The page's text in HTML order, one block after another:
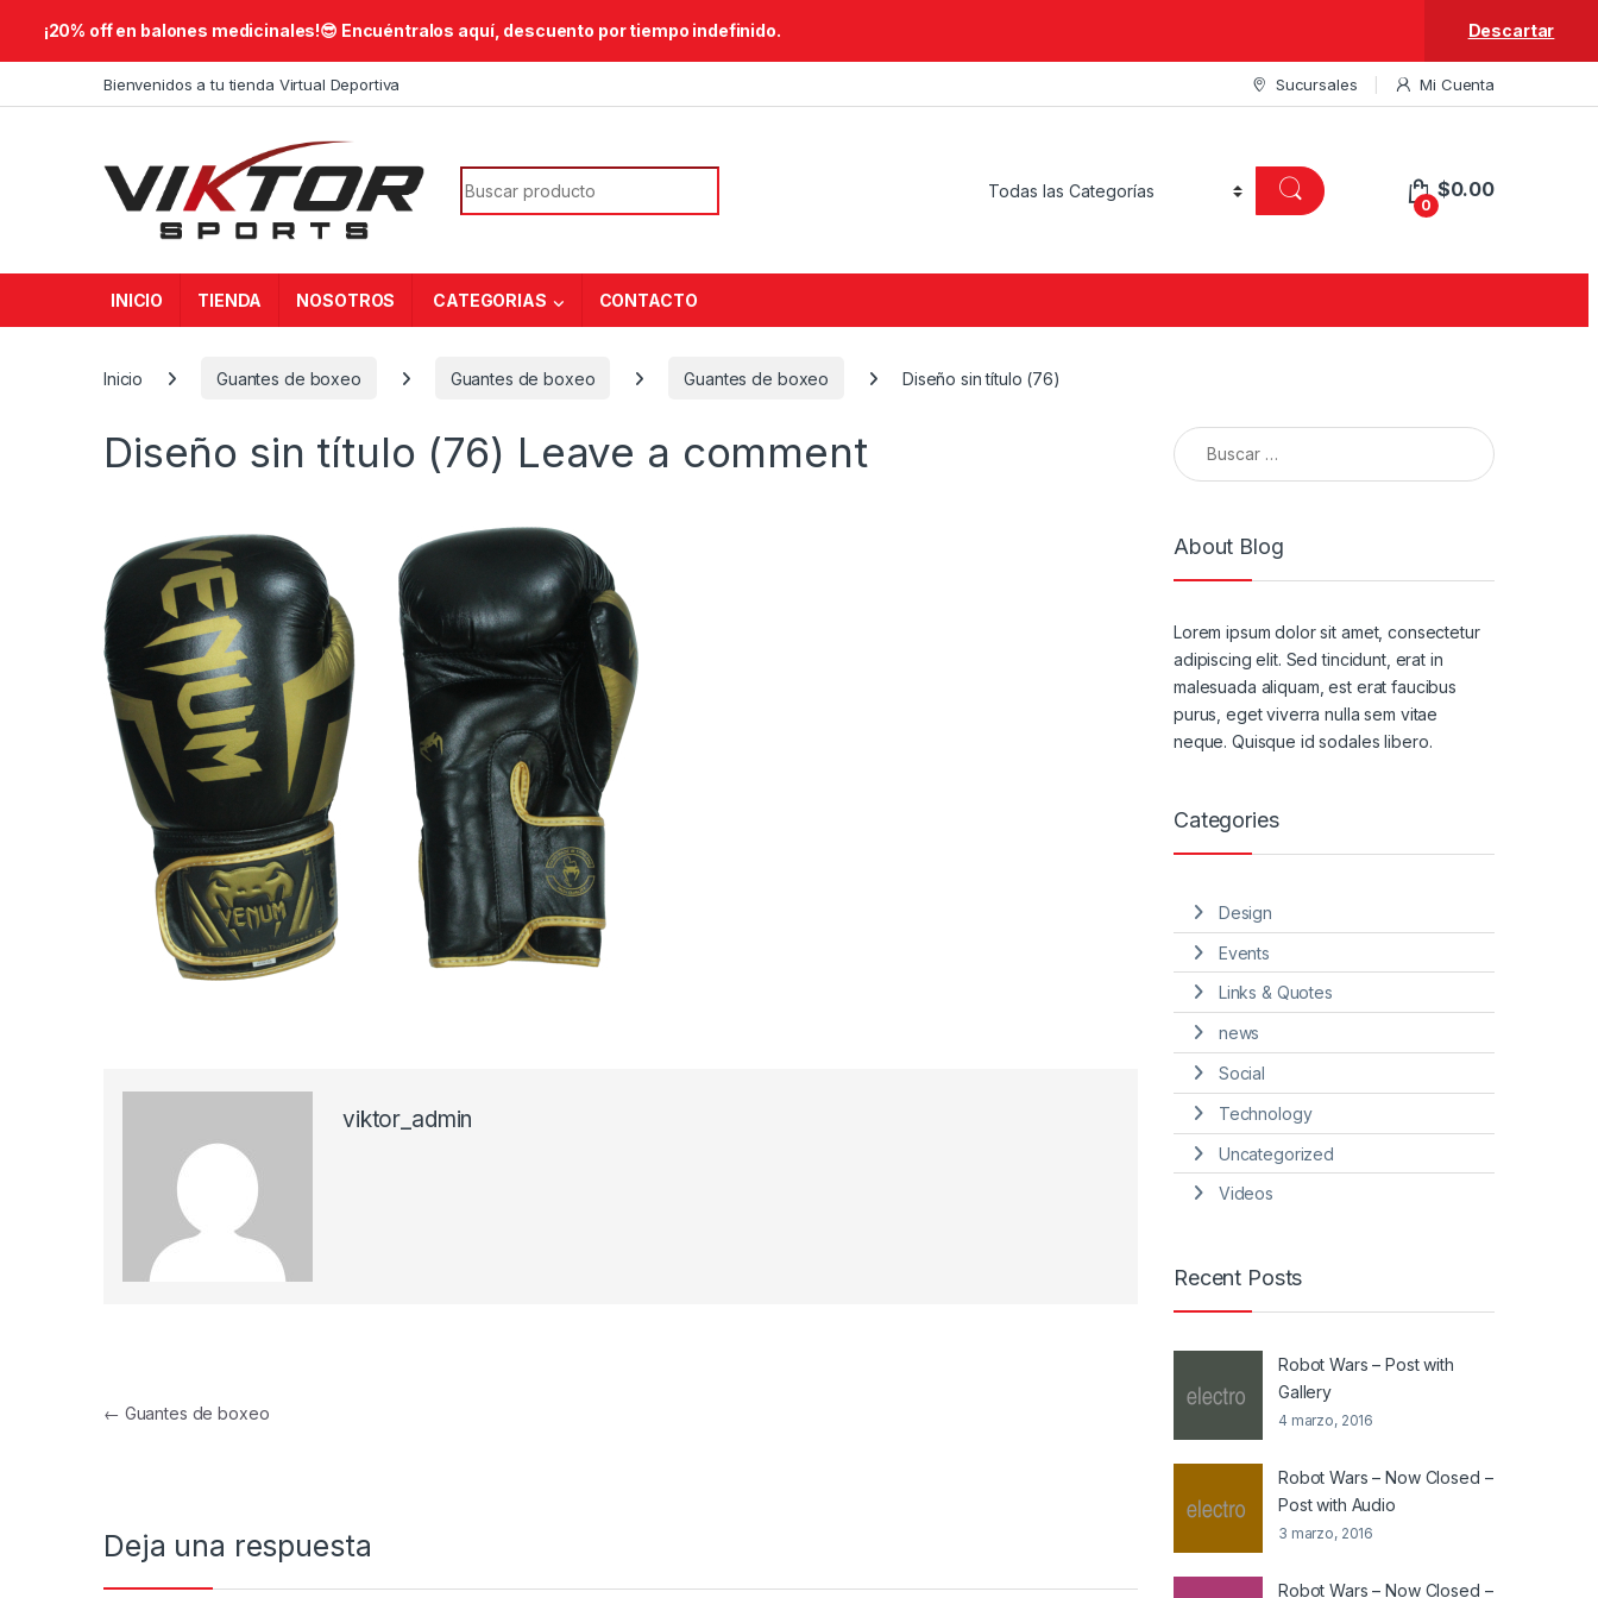
​¡20% off en balones medicinales!😎​ Encuéntralos aquí, descuento por tiempo indefinido. Descartar
Bienvenidos a tu tienda Virtual Deportiva Sucursales Mi Cuenta
Search for:
0
$0.00
INICIO TIENDA NOSOTROS CATEGORIAS CONTACTO
Inicio Guantes de boxeo Guantes de boxeo Guantes de boxeo Diseño sin título (76)
Diseño sin título (76) Leave a comment
viktor_admin
Navegación de entradas
← Guantes de boxeo
Deja una respuesta
Buscar:
About Blog
Lorem ipsum dolor sit amet, consectetur
adipiscing elit. Sed tincidunt, erat in
malesuada aliquam, est erat faucibus
purus, eget viverra nulla sem vitae
neque. Quisque id sodales libero.
Categories
Design
Events
Links & Quotes
news
Social
Technology
Uncategorized
Videos
Recent Posts
Robot Wars – Post with
Gallery
4 marzo, 2016
Robot Wars – Now Closed –
Post with Audio
3 marzo, 2016
Robot Wars – Now Closed –